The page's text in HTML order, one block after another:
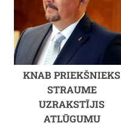
KNAB PRIEKŠNIEKS
STRAUME
UZRAKSTĪJIS
ATLŪGUMU